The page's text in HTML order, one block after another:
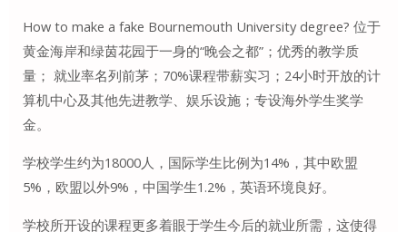
How to make a fake Bournemouth University degree? 位于
黄金海岸和绿茵花园于一身的“晚会之都”；优秀的教学质
量； 就业率名列前茅；70%课程带薪实习；24小时开放的计
算机中心及其他先进教学、娱乐设施；专设海外学生奖学
金。
学校学生约为18000人，国际学生比例为14%，其中欧盟
5%，欧盟以外9%，中国学生1.2%，英语环境良好。
学校所开设的课程更多着眼于学生今后的就业所需，这使得